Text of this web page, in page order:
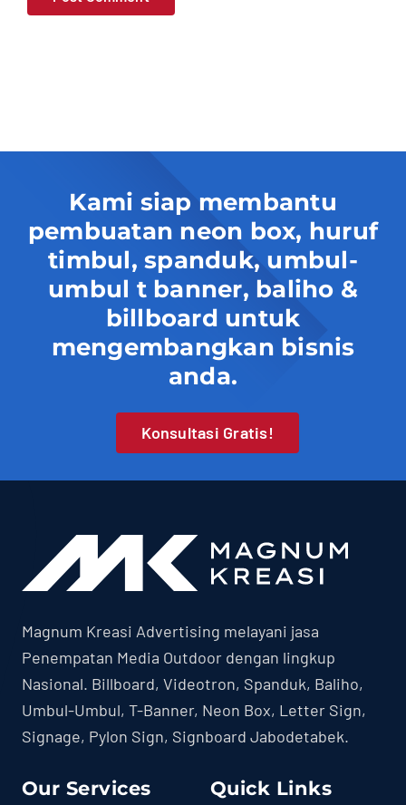
Kami siap membantu
pembuatan neon box, huruf
timbul, spanduk, umbul-
umbul t banner, baliho &
billboard untuk
mengembangkan bisnis
anda.
Konsultasi Gratis!
Magnum Kreasi Advertising melayani jasa
Penempatan Media Outdoor dengan lingkup
Nasional. Billboard, Videotron, Spanduk, Baliho,
Umbul-Umbul, T-Banner, Neon Box, Letter Sign,
Signage, Pylon Sign, Signboard Jabodetabek.
Our Services Quick Links